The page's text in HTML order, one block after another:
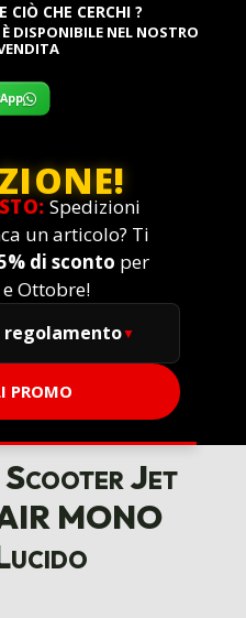
CHE CERCHI ?
DISPONIBILE NEL NOSTRO
Spedizioni
un articolo? Ti
di sconto per
Ottobre!
regolamento
PROMO
Jet
MONO